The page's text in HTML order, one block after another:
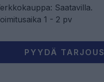
Saatavilla.
1 - 2 pv
PYYDÄ TARJOUS